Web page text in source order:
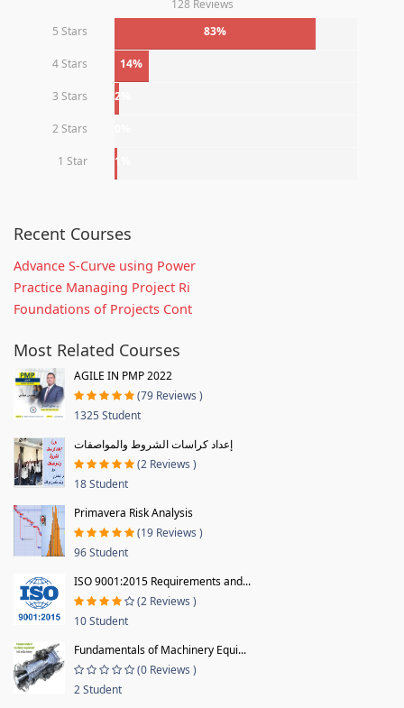
128 Reviews
5 Stars
83%
4 Stars 14%
3 Stars 2%
2 Stars
1 Star 1%
Recent Courses
Advance S-Curve using Power
Practice Managing Project Ri
Foundations of Projects Cont
Most Related Courses
AGILE IN PMP 2022
(79 Reviews )
1325 Student
إعداد كراسات الشروط والمواصفات
(2 Reviews )
18 Student
Primavera Risk Analysis
(19 Reviews )
96 Student
ISO 9001:2015 Requirements and...
(2 Reviews )
10 Student
Fundamentals of Machinery Equi...
(0 Reviews )
2 Student